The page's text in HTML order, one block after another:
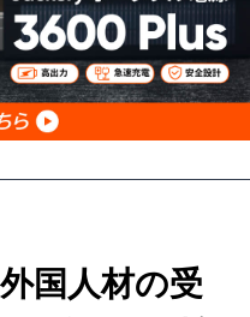
国人材の受